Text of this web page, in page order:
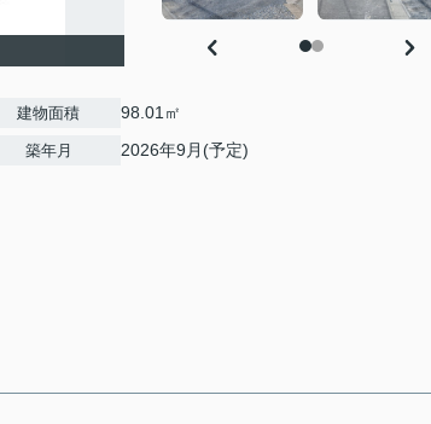
建物面積 98.01㎡
築年月 2026年9月(予定)